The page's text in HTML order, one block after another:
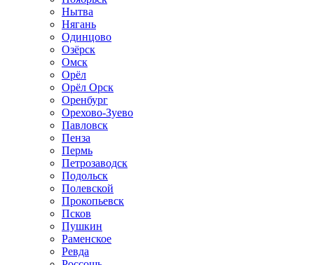
Нытва
Нягань
Одинцово
Озёрск
Омск
Орёл
Орёл Орск
Оренбург
Орехово-Зуево
Павловск
Пенза
Пермь
Петрозаводск
Подольск
Полевской
Прокопьевск
Псков
Пушкин
Раменское
Ревда